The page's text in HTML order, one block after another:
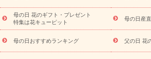
念日
結婚祝い 出産祝い 退院祝い・快気
寿祝い
プチギフト ペットのお祝いフラワ
供え・お悔やみ商品一覧
お供え・お悔やみ
母の日 花のギフト・プレゼント
特集は花キューピット
母の日産
母の日おすすめランキング 父の日 花